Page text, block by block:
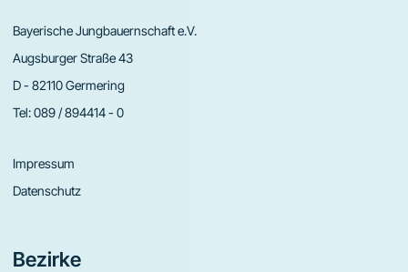
Bayerische Jungbauernschaft e.V.
Augsburger Straße 43
D - 82110 Germering
Tel:089 / 894414 - 0
Impressum
Datenschutz
Bezirke